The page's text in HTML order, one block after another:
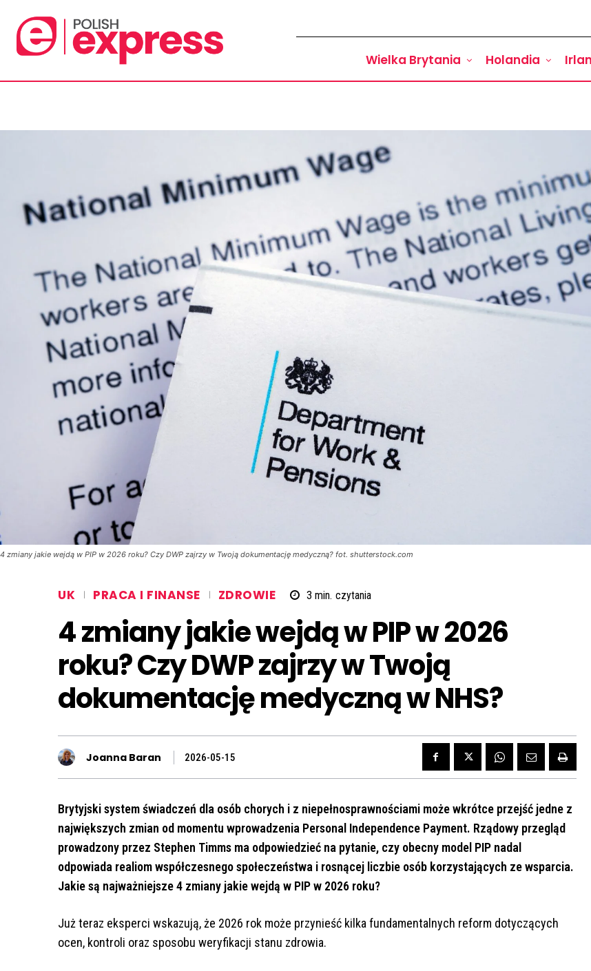
Wielka Brytania Holandia
4 zmiany jakie wejdą w PIP w 2026 roku? Czy DWP zajrzy w Twoją dokumentację medyczną? fot. shutterstock.com
UK PRACA I FINANSE ZDROWIE 3 min. czytania
4 zmiany jakie wejdą w PIP w 2026
roku? Czy DWP zajrzy w Twoją
dokumentację medyczną w NHS?
Joanna Baran 2026-05-15
Brytyjski system świadczeń dla osób chorych i z niepełnosprawnościami może wkrótce przejść jedne z
największych zmian od momentu wprowadzenia Personal Independence Payment. Rządowy przegląd
prowadzony przez Stephen Timms ma odpowiedzieć na pytanie, czy obecny model PIP nadal
odpowiada realiom współczesnego społeczeństwa i rosnącej liczbie osób korzystających ze wsparcia.
Jakie są najważniejsze 4 zmiany jakie wejdą w PIP w 2026 roku?
Już teraz eksperci wskazują, że 2026 rok może przynieść kilka fundamentalnych reform dotyczących
ocen, kontroli oraz sposobu weryfikacji stanu zdrowia.